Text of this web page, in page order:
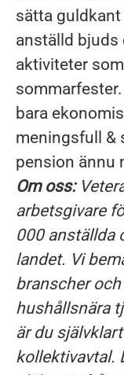
sätta
anställd bjuds
aktiviteter
bara
meningsfull &
pension ännu
Om oss:
arbetsgivare
000 anställda
landet. Vi
branscher
hushållsnära
är du
kollektivavtal.